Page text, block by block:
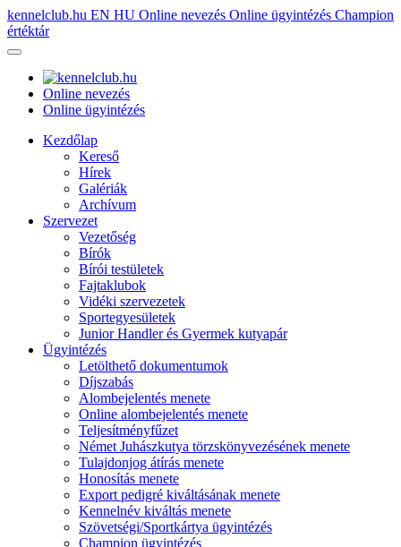
kennelclub.hu EN HU Online nevezés Online ügyintézés Champion
értéktár
Online nevezés
Online ügyintézés
Kezdőlap
Kereső
Hírek
Galériák
Archívum
Szervezet
Vezetőség
Bírók
Bírói testületek
Fajtaklubok
Vidéki szervezetek
Sportegyesületek
Junior Handler és Gyermek kutyapár
Ügyintézés
Letölthető dokumentumok
Díjszabás
Alombejelentés menete
Online alombejelentés menete
Teljesítményfűzet
Német Juhászkutya törzskönyvezésének menete
Tulajdonjog átírás menete
Honosítás menete
Export pedigré kiváltásának menete
Kennelnév kiváltás menete
Szövetségi/Sportkártya ügyintézés
Champion ügyintézés